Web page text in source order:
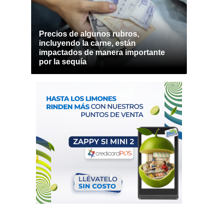
Precios de algunos rubros,
incluyendo la carne, están
impactados de manera importante
por la sequía